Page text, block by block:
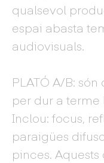
qualsevol
espai abasta
audiovisuals.
PLATÓ A/B:
per dur a terme
Inclou: focus,
paraigües
pinces.